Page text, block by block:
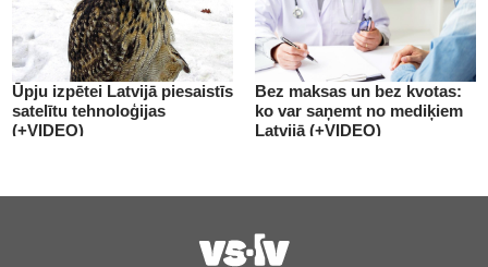
Ūpju izpētei Latvijā piesaistīs
satelītu tehnoloģijas
(+VIDEO)
Bez maksas un bez kvotas:
ko var saņemt no mediķiem
Latvijā (+VIDEO)